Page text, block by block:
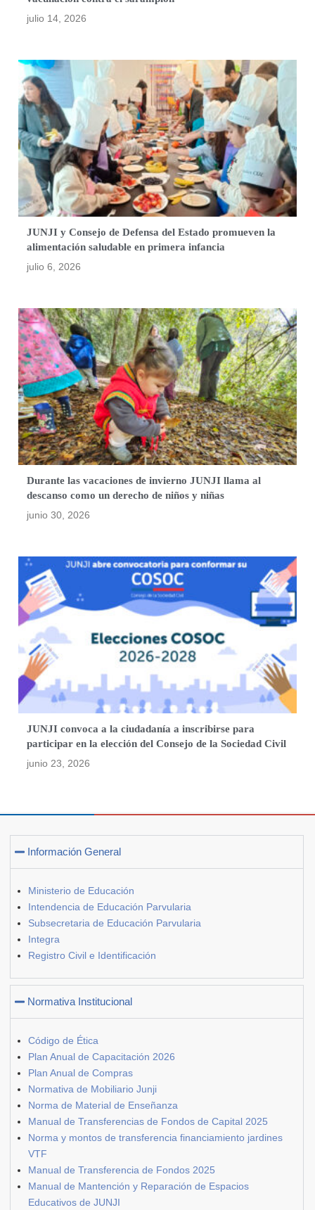
julio 14, 2026
JUNJI y Consejo de Defensa del Estado promueven la
alimentación saludable en primera infancia
julio 6, 2026
Durante las vacaciones de invierno JUNJI llama al
descanso como un derecho de niños y niñas
junio 30, 2026
JUNJI convoca a la ciudadanía a inscribirse para
participar en la elección del Consejo de la Sociedad Civil
junio 23, 2026
Información General
Ministerio de Educación
Intendencia de Educación Parvularia
Subsecretaria de Educación Parvularia
Integra
Registro Civil e Identificación
Normativa Institucional
Código de Ética
Plan Anual de Capacitación 2026
Plan Anual de Compras
Normativa de Mobiliario Junji
Norma de Material de Enseñanza
Manual de Transferencias de Fondos de Capital 2025
Norma y montos de transferencia financiamiento jardines
VTF
Manual de Transferencia de Fondos 2025
Manual de Mantención y Reparación de Espacios
Educativos de JUNJI